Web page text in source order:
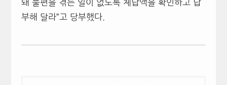
돼 불편을 겪는 일이 없도록 체납액을 확인하고 납
부해 달라”고 당부했다.